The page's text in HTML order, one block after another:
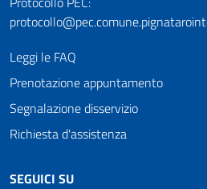
Leggi le FAQ
Prenotazione appuntamento
Segnalazione disservizio
Richiesta d'assistenza
SEGUICI SU